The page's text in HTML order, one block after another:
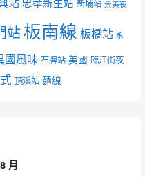
新埔站 景美夜
站板南線 板橋站 永
國風味 石牌站 美國 臨江街夜
頂溪站 麵線
月